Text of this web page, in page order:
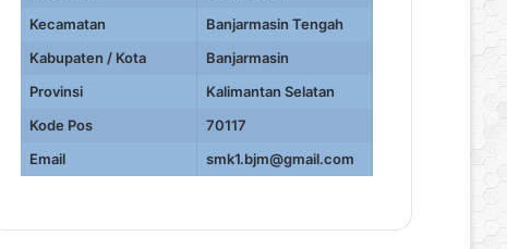
Kecamatan
Banjarmasin Tengah
Kabupaten / Kota
Banjarmasin
Provinsi
Kalimantan Selatan
Kode Pos
70117
Email
smk1.bjm@gmail.com